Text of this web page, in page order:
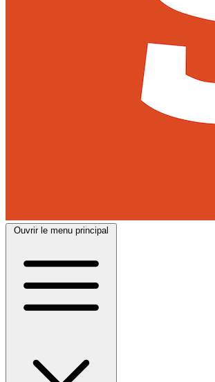
Ouvrir le menu principal